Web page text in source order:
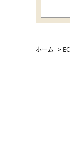
ホーム >